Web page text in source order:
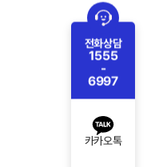
전화상담
1555
-
6997
카카오톡